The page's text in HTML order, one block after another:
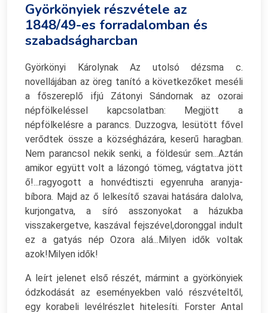
Györkönyiek részvétele az
1848/49-es forradalomban és
szabadságharcban
Györkönyi Károlynak Az utolsó dézsma c.
novellájában az öreg tanító a következőket meséli
a főszereplő ifjú Zátonyi Sándornak az ozorai
népfölkeléssel kapcsolatban: Megjött a
népfölkelésre a parancs. Duzzogva, lesütött fővel
verődtek össze a községházára, keserű haragban.
Nem parancsol nekik senki, a földesúr sem...Aztán
amikor együtt volt a lázongó tömeg, vágtatva jött
ő!...ragyogott a honvédtiszti egyenruha aranyja-
bíbora. Majd az ő lelkesítő szavai hatására dalolva,
kurjongatva, a síró asszonyokat a házukba
visszakergetve, kaszával fejszével,doronggal indult
ez a gatyás nép Ozora alá...Milyen idők voltak
azok!Milyen idők!
A leírt jelenet első részét, mármint a györkönyiek
ódzkodását az eseményekben való részvételtől,
egy korabeli levélrészlet hitelesíti. Forster Antal